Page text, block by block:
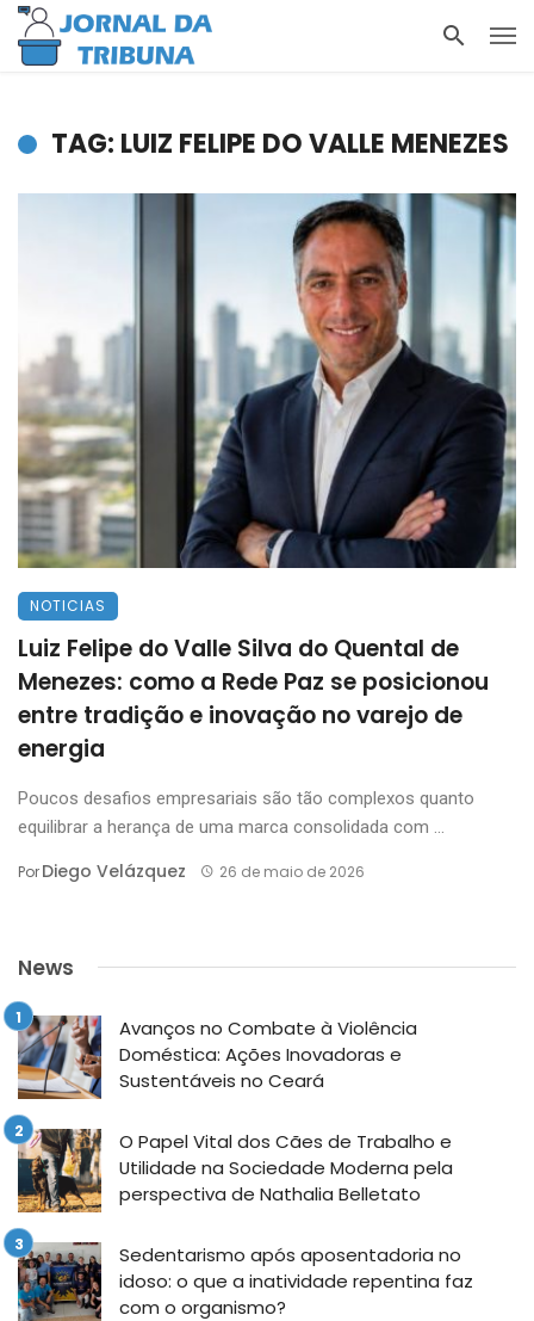
TAG: LUIZ FELIPE DO VALLE MENEZES
NOTICIAS
Luiz Felipe do Valle Silva do Quental de
Menezes: como a Rede Paz se posicionou
entre tradição e inovação no varejo de
energia
Poucos desafios empresariais são tão complexos quanto
equilibrar a herança de uma marca consolidada com ...
PorDiego Velázquez 26 de maio de 2026
News
Avanços no Combate à Violência
Doméstica: Ações Inovadoras e
Sustentáveis no Ceará
O Papel Vital dos Cães de Trabalho e
Utilidade na Sociedade Moderna pela
perspectiva de Nathalia Belletato
Sedentarismo após aposentadoria no
idoso: o que a inatividade repentina faz
com o organismo?